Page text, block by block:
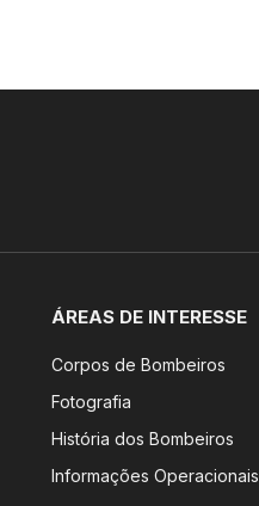
ÁREAS DE INTERESSE
Corpos de Bombeiros
Fotografia
História dos Bombeiros
Informações Operacionais